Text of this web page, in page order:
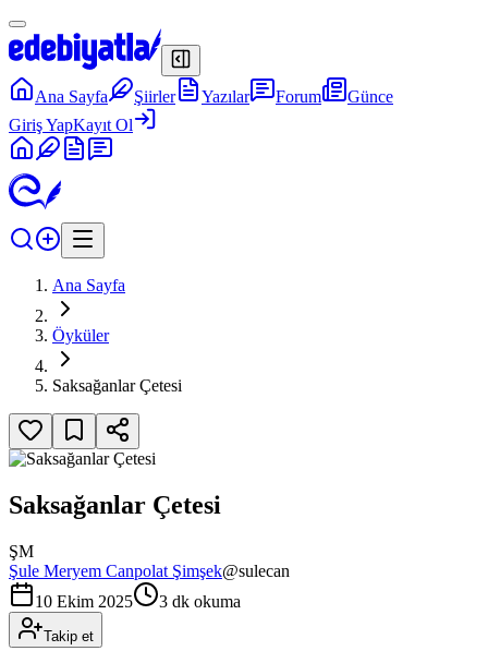
Ana Sayfa Şiirler Yazılar Forum
Günce
Giriş YapKayıt Ol
Ana Sayfa
Öyküler
Saksağanlar Çetesi
Saksağanlar Çetesi
ŞM
Şule Meryem Canpolat Şimşek@sulecan
10 Ekim 2025
3 dk okuma
Takip et